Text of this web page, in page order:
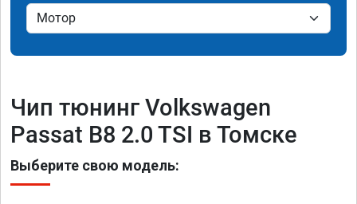
Чип тюнинг Volkswagen
Passat B8 2.0 TSI в Томске
Выберите свою модель: